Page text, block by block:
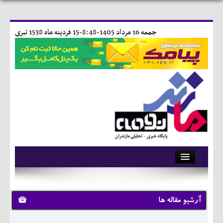
15 فردينه ماه 1538 تبری جمعه 16 مرداد 1405-8:48-
آرشیو
تماس با ما
وبلاگ
آرشیو مقاله ها